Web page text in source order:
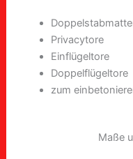
Privacytore
Einflügeltore
Doppelflügeltore
zum
Maße